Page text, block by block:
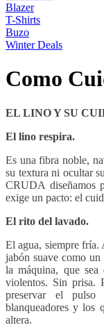
Blazer
T-Shirts
Buzo
Winter Deals
Como
EL LINO Y SU
El lino respira.
Es una fibra noble,
su textura ni ocultar
CRUDA diseñamos
exige un pacto: el
El rito del lavado.
El agua, siempre fría.
jabón suave como
la máquina, que
violentos. Sin prisa.
preservar el pulso
blanqueadores y los
altera.